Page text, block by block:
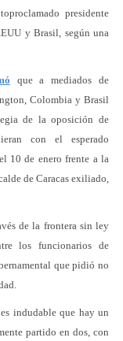
presidente
y Brasil, según una
que a mediados de
Colombia y Brasil
de la oposición de
con el esperado
10 de enero frente a la
de Caracas exiliado,
de la frontera sin ley
los funcionarios de
que pidió no
indudable que hay un
partido en dos, con